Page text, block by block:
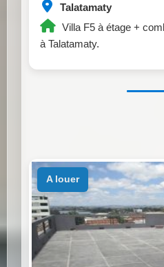
Talatamaty
Villa F5 à étage +
à Talatamaty.
a louer